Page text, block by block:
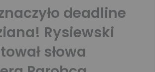
deadline
Rysiewski
słowa